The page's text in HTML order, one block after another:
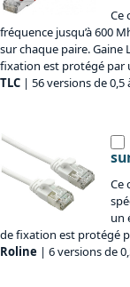
Ce
fréquence jusqu’à 600
sur chaque paire. Gaine
fixation est protégé par
TLC | 56 versions de 0,5
Ce
un
de fixation est protégé
Roline | 6 versions de